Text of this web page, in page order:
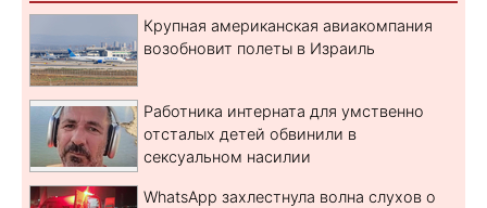
Крупная американская авиакомпания
возобновит полеты в Израиль
Работника интерната для умственно
отсталых детей обвинили в
сексуальном насилии
WhatsApp захлестнула волна слухов о